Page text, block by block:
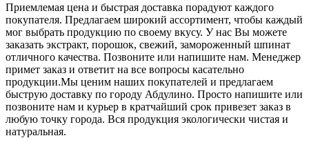
Приемлемая цена и быстрая доставка порадуют каждого
покупателя. Предлагаем широкий ассортимент, чтобы каждый
мог выбрать продукцию по своему вкусу. У нас Вы можете
заказать экстракт, порошок, свежий, замороженный шпинат
отличного качества. Позвоните или напишите нам. Менеджер
примет заказ и ответит на все вопросы касательно
продукции.Мы ценим наших покупателей и предлагаем
быструю доставку по городу Абдулино. Просто напишите или
позвоните нам и курьер в кратчайший срок привезет заказ в
любую точку города. Вся продукция экологически чистая и
натуральная.